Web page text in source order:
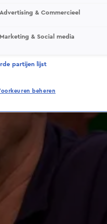
Advertising & Commercieel
Marketing & Social media
partijen lijst
beheren